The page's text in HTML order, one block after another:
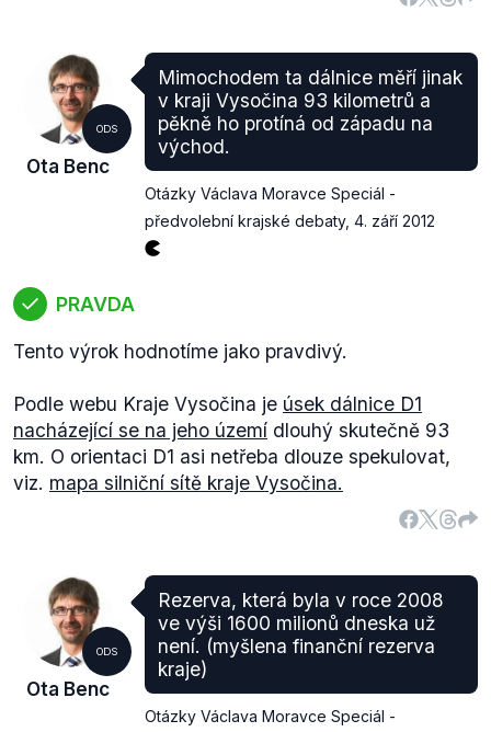
ODS
Ota Benc
Mimochodem ta dálnice měří jinak
v kraji Vysočina 93 kilometrů a
pěkně ho protíná od západu na
východ.
Otázky Václava Moravce Speciál -
předvolební krajské debaty, 4. září 2012
PRAVDA
Tento výrok hodnotíme jako pravdivý.
Podle webu Kraje Vysočina je úsek dálnice D1
nacházející se na jeho území dlouhý skutečně 93
km. O orientaci D1 asi netřeba dlouze spekulovat,
viz. mapa silniční sítě kraje Vysočina.
ODS
Ota Benc
Rezerva, která byla v roce 2008
ve výši 1600 milionů dneska už
není. (myšlena finanční rezerva
kraje)
Otázky Václava Moravce Speciál -